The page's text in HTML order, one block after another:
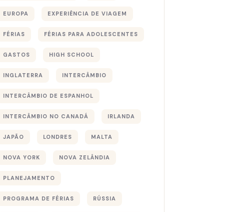
EUROPA EXPERIÊNCIA DE VIAGEM
FÉRIAS FÉRIAS PARA ADOLESCENTES
GASTOS HIGH SCHOOL
INGLATERRA INTERCÂMBIO
INTERCÂMBIO DE ESPANHOL
INTERCÂMBIO NO CANADÁ IRLANDA
JAPÃO LONDRES MALTA
NOVA YORK NOVA ZELÂNDIA
PLANEJAMENTO
PROGRAMA DE FÉRIAS RÚSSIA